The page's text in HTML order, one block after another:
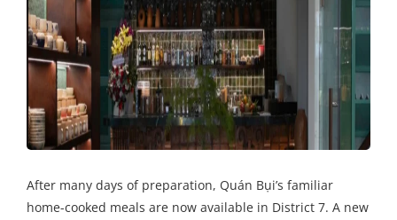
After many days of preparation, Quán Bụi’s familiar
home-cooked meals are now available in District 7. A new